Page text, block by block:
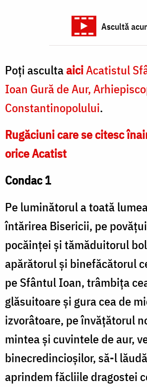
Ascultă
Poți ascultaaiciAcatistul
Ioan Gură de Aur,
Constantinopolului.
Rugăciuni care se citesc
orice Acatist
Condac 1
Pe luminătorul a toată
întărirea Bisericii, pe
pocăinței și tămăduitorul
apărătorul și binefăcătorul
pe Sfântul Ioan, trâmbița
glăsuitoare și gura cea de
izvorâtoare, pe învățătorul
mintea și cuvintele de aur,
binecredincioșilor, să-l
aprindem făcliile dragostei